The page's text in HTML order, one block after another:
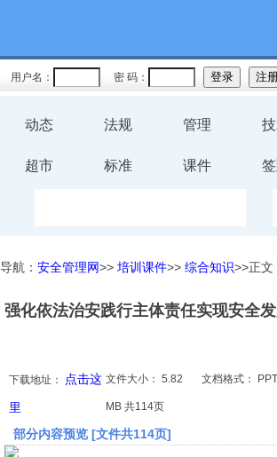
用户名： 密 码：
动态 法规 管理
超市 标准 课件 签
规程
预案
评价
生
环保
文档
导航： 安全管理网>> 培训课件>> 综合知识>>正文
强化依法治安践行主体责任实现安全
下载地址：
点击这
里
文件大小： 5.82
MB 共114页
文档格式： PPT
部分内容预览 [文件共114页]